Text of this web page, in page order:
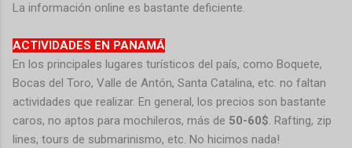
La información online es bastante deficiente.
ACTIVIDADES EN PANAMÁ
En los principales lugares turísticos del país, como Boquete,
Bocas del Toro, Valle de Antón, Santa Catalina, etc. no faltan
actividades que realizar. En general, los precios son bastante
caros, no aptos para mochileros, más de 50-60$. Rafting, zip
lines, tours de submarinismo, etc. No hicimos nada!